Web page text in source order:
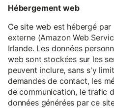
Hébergement web
Ce site web est hébergé
externe (Amazon Web
Irlande. Les données
web sont stockées sur les
peuvent inclure, sans s'y
demandes de contact, les
de communication, le trafic
données générées par ce